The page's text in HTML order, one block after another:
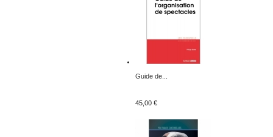
Guide de...
45,00 €